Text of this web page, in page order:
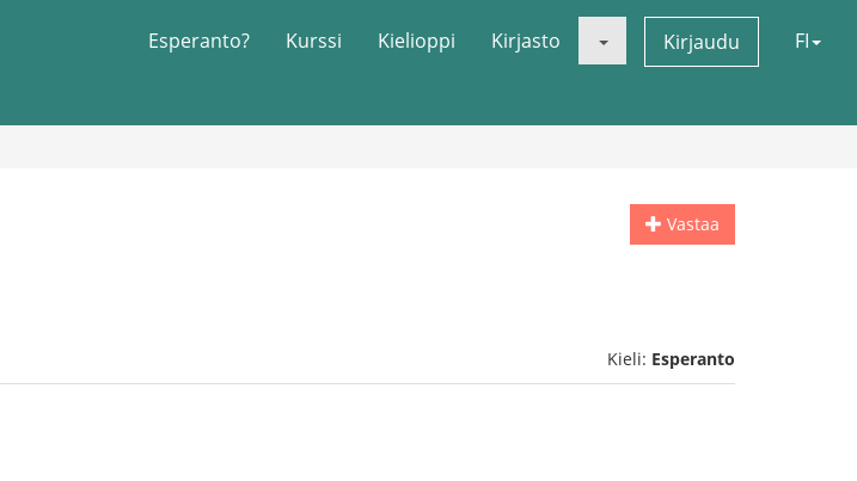
Esperanto? Kurssi Kielioppi Kirjasto Kirjaudu FI
Vastaa
Kieli: Esperanto